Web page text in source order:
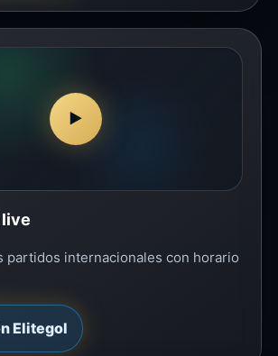
▶
partidos internacionales con horario
Elitegol